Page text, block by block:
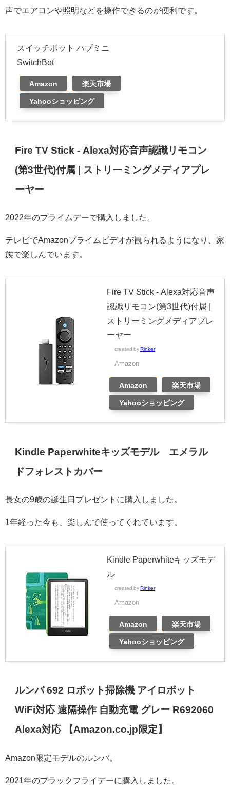
声でエアコンや照明などを操作できるのが便利です。
スイッチボット ハブミニ
SwitchBot
Amazon 楽天市場
Yahooショッピング
Fire TV Stick - Alexa対応音声認識リモコン
(第3世代)付属 | ストリーミングメディアプレ
ーヤー
2022年のプライムデーで購入しました。
テレビでAmazonプライムビデオが観られるようになり、家
族で楽しんでいます。
Fire TV Stick - Alexa対応音声
認識リモコン(第3世代)付属 |
ストリーミングメディアプレ
ーヤー
created by Rinker
Amazon
Amazon 楽天市場
Yahooショッピング
Kindle Paperwhiteキッズモデル エメラル
ドフォレストカバー
長女の9歳の誕生日プレゼントに購入しました。
1年経った今も、楽しんで使ってくれています。
Kindle Paperwhiteキッズモデ
ル
created by Rinker
Amazon
Amazon 楽天市場
Yahooショッピング
ルンバ 692 ロボット掃除機 アイロボット
WiFi対応 遠隔操作 自動充電 グレー R692060
Alexa対応 【Amazon.co.jp限定】
Amazon限定モデルのルンバ。
2021年のブラックフライデーに購入しました。